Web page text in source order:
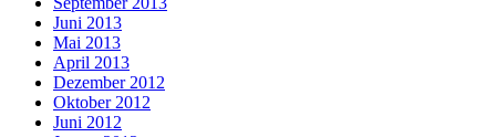
Juni 2013
Mai 2013
April 2013
Dezember 2012
Oktober 2012
Juni 2012